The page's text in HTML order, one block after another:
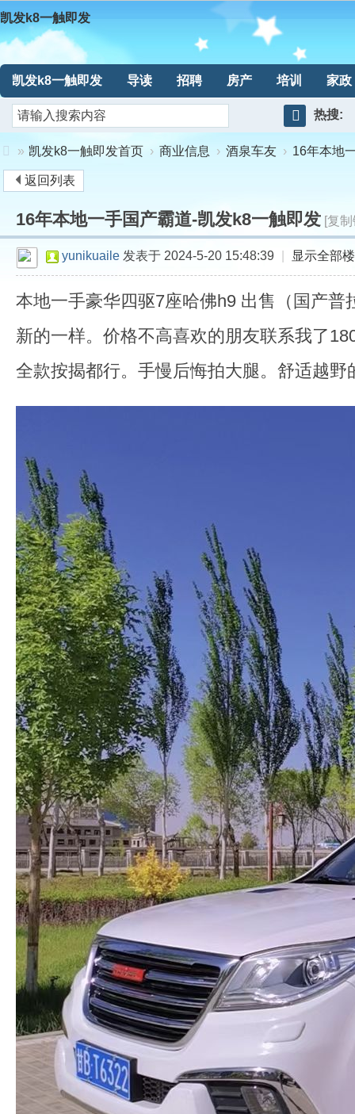
凯发k8一触即发
凯发k8一触即发 导读 招聘 房产 培训 家政
索
热搜:
» 凯发k8一触即发首页 › 商业信息 › 酒泉车友 › 16年本地
返回列表
16年本地一手国产霸道-凯发k8一触即发 [复
yunikuaile 发表于 2024-5-20 15:48:39 显示全部
本地一手豪华四驱7座哈佛h9 出售（国产
新的一样。价格不高喜欢的朋友联系我了
全款按揭都行。手慢后悔拍大腿。舒适越野